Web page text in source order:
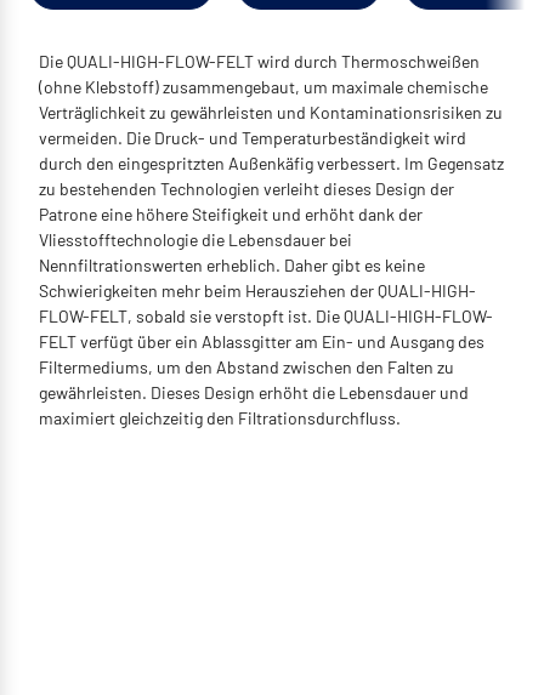
Die QUALI-HIGH-FLOW-FELT wird durch Thermoschweißen
(ohne Klebstoff) zusammengebaut, um maximale chemische
Verträglichkeit zu gewährleisten und Kontaminationsrisiken zu
vermeiden. Die Druck- und Temperaturbeständigkeit wird
durch den eingespritzten Außenkäfig verbessert. Im Gegensatz
zu bestehenden Technologien verleiht dieses Design der
Patrone eine höhere Steifigkeit und erhöht dank der
Vliesstofftechnologie die Lebensdauer bei
Nennfiltrationswerten erheblich. Daher gibt es keine
Schwierigkeiten mehr beim Herausziehen der QUALI-HIGH-
FLOW-FELT, sobald sie verstopft ist. Die QUALI-HIGH-FLOW-
FELT verfügt über ein Ablassgitter am Ein- und Ausgang des
Filtermediums, um den Abstand zwischen den Falten zu
gewährleisten. Dieses Design erhöht die Lebensdauer und
maximiert gleichzeitig den Filtrationsdurchfluss.